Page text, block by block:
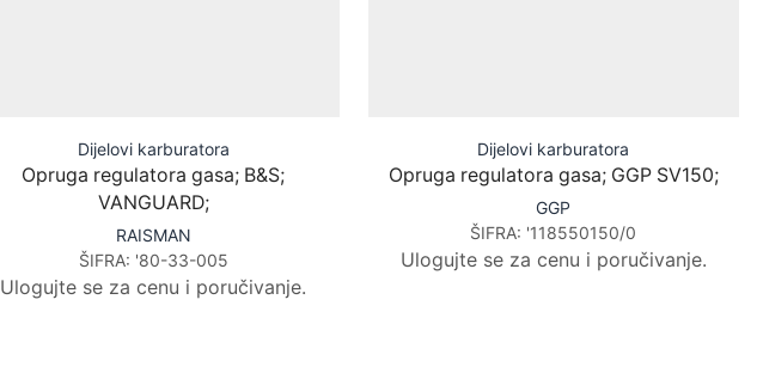
Dijelovi karburatora
Opruga regulatora gasa; B&S;
VANGUARD;
RAISMAN
ŠIFRA: '80-33-005
Ulogujte se za cenu i poručivanje.
Dijelovi karburatora
Opruga regulatora gasa; GGP SV150;
GGP
ŠIFRA: '118550150/0
Ulogujte se za cenu i poručivanje.